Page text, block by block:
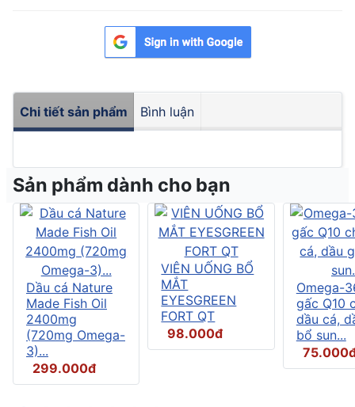
Chi tiết sản phẩm Bình luận
Sản phẩm dành cho bạn
Dầu cá Nature
Made Fish Oil
2400mg
(720mg Omega-
3)...
299.000đ
VIÊN UỐNG BỔ
MẮT
EYESGREEN
FORT QT
98.000đ
Omega-
gấc Q10
dầu cá,
bổ sun...